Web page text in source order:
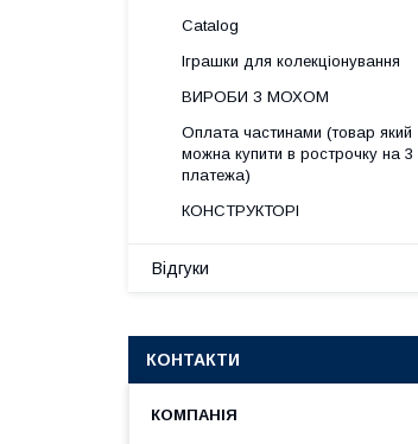
Catalog
Іграшки для колекціонування
ВИРОБИ З МОХОМ
Оплата частинами (товар який
можна купити в рострочку на 3
платежа)
КОНСТРУКТОРІ
Відгуки
КОНТАКТИ